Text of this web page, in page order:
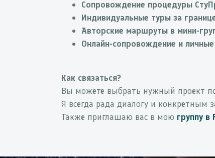
Сопровождение процедуры
Индивидуальные туры за
Авторские маршруты в мини-
Онлайн-сопровождение и
Как связаться?
Вы можете выбрать нужный проект
Я всегда рада диалогу и конкретным
Также приглашаю вас в мою группу в